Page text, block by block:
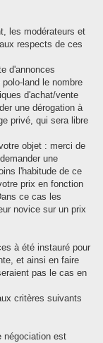
les modérateurs et
respects de ces
d'annonces
land le nombre
d'achat/vente
une dérogation à
privé, qui sera libre
objet : merci de
une
l'habitude de ce
prix en fonction
ce cas les
novice sur un prix
à été instauré pour
et ainsi en faire
pas le cas en
critères suivants
négociation est